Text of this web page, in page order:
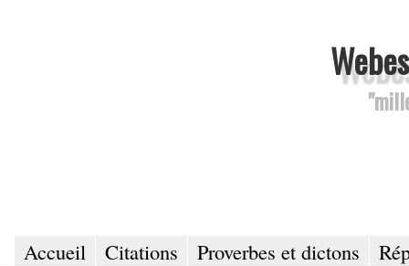
Accueil Citations Proverbes et dictons